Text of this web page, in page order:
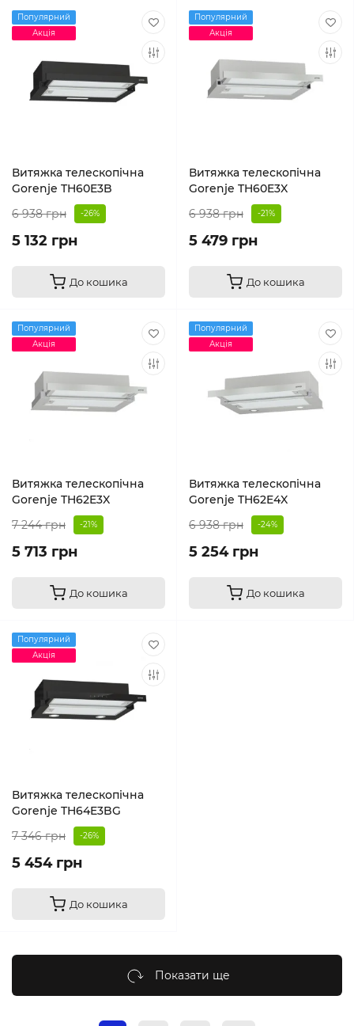
Популярний
Акція
Витяжка телескопічна
Gorenje TH60E3B
6 938 грн
-26%
5 132 грн
До кошика
Популярний
Акція
Витяжка телескопічна
Gorenje TH60E3X
6 938 грн
-21%
5 479 грн
До кошика
Популярний
Акція
Витяжка телескопічна
Gorenje TH62E3X
7 244 грн
-21%
5 713 грн
До кошика
Популярний
Акція
Витяжка телескопічна
Gorenje TH62E4X
6 938 грн
-24%
5 254 грн
До кошика
Популярний
Акція
Витяжка телескопічна
Gorenje TH64E3BG
7 346 грн
-26%
5 454 грн
До кошика
Показати ще